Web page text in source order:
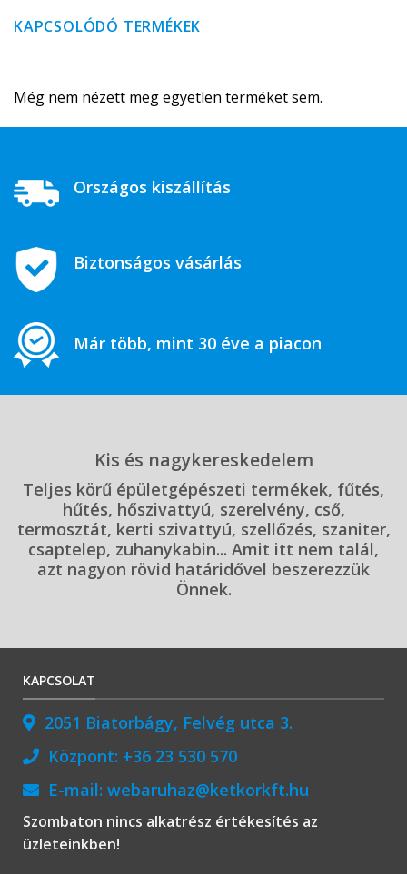
KAPCSOLÓDÓ TERMÉKEK
Még nem nézett meg egyetlen terméket sem.
Országos kiszállítás
Biztonságos vásárlás
Már több, mint 30 éve a piacon
Kis és nagykereskedelem
Teljes körű épületgépészeti termékek, fűtés,
hűtés, hőszivattyú, szerelvény, cső,
termosztát, kerti szivattyú, szellőzés, szaniter,
csaptelep, zuhanykabin... Amit itt nem talál,
azt nagyon rövid határidővel beszerezzük
Önnek.
KAPCSOLAT
2051 Biatorbágy, Felvég utca 3.
Központ: +36 23 530 570
E-mail: webaruhaz@ketkorkft.hu
Szombaton nincs alkatrész értékesítés az
üzleteinkben!